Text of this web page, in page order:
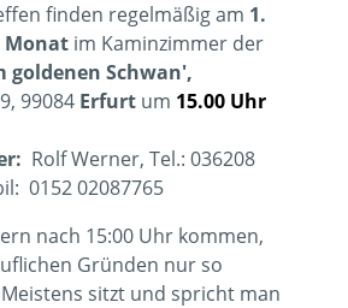
finden regelmäßig am 1.
Monat im Kaminzimmer der
goldenen Schwan',
99084 Erfurt um 15.00 Uhr
Rolf Werner, Tel.: 036208
0152 02087765
nach 15:00 Uhr kommen,
Gründen nur so
sitzt und spricht man